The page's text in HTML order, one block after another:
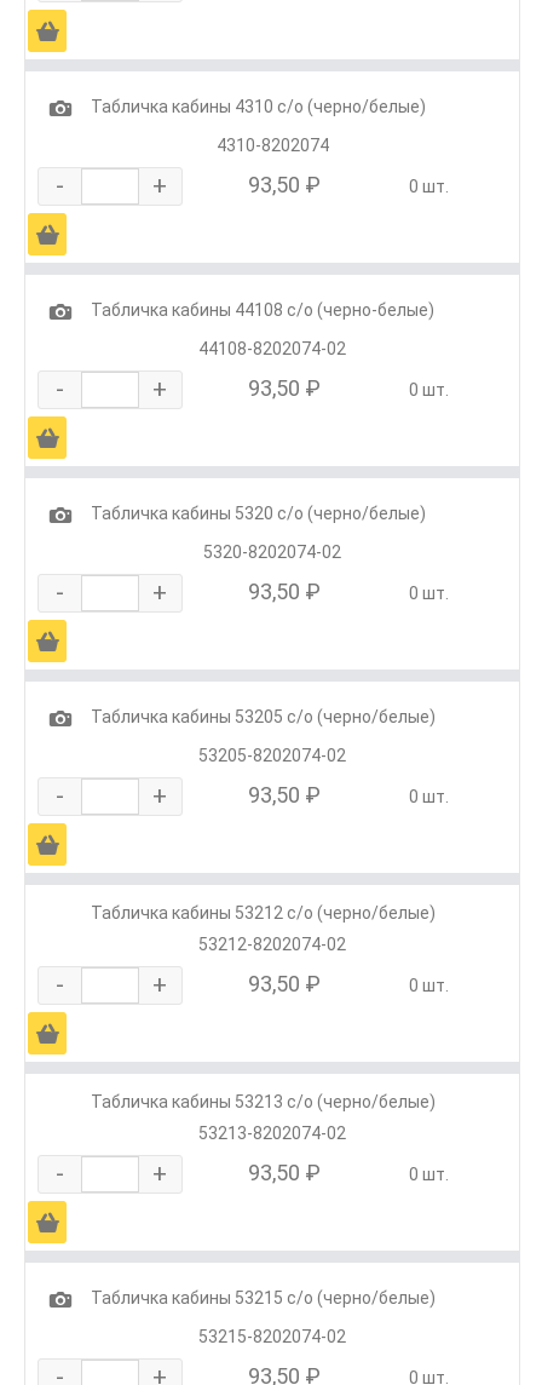
Ä
1
Табличка кабины 4310 с/о (черно/белые)
4310-8202074
- + 93,50 ₽ 0 шт.
Ä
1
Табличка кабины 44108 с/о (черно-белые)
44108-8202074-02
- + 93,50 ₽ 0 шт.
Ä
1
Табличка кабины 5320 с/о (черно/белые)
5320-8202074-02
- + 93,50 ₽ 0 шт.
Ä
1
Табличка кабины 53205 с/о (черно/белые)
53205-8202074-02
- + 93,50 ₽ 0 шт.
Ä
Табличка кабины 53212 с/о (черно/белые)
53212-8202074-02
- + 93,50 ₽ 0 шт.
Ä
Табличка кабины 53213 с/о (черно/белые)
53213-8202074-02
- + 93,50 ₽ 0 шт.
Ä
1
Табличка кабины 53215 с/о (черно/белые)
53215-8202074-02
- + 93,50 ₽ 0 шт.